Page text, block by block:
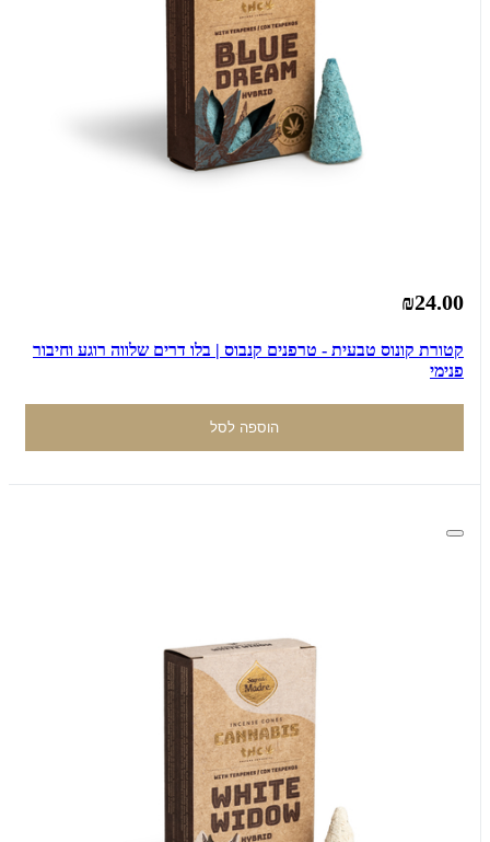
₪24.00
קטורת קונוס טבעית - טרפנים קנבוס | בלו דרים שלווה רוגע וחיבור
פנימי
הוספה לסל